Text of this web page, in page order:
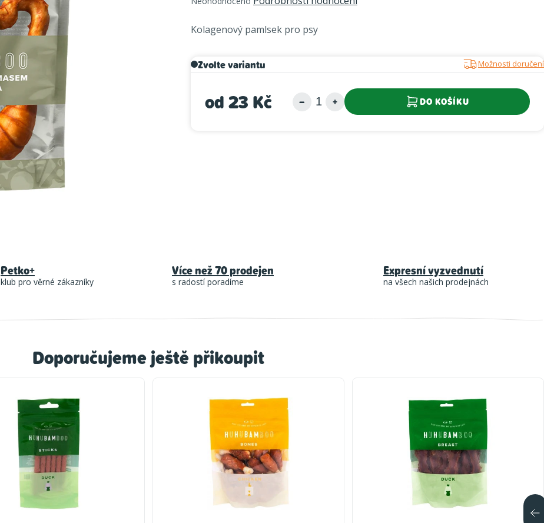
hodnocení
je
z
Kolagenový pamlsek pro psy
Zvolte variantu Možnosti doručení
od23 Kč DO KOŠÍKU
Doporučujeme ještě přikoupit
Petko+
klub pro věrné zákazníky
Více než 70 prodejen
s radostí poradíme
Expresní vyzvednutí
na všech našich prodejnách